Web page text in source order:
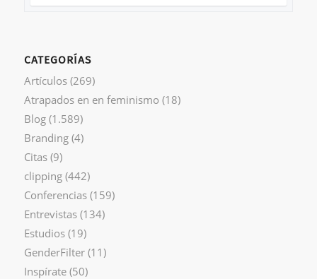
CATEGORÍAS
Artículos(269)
Atrapados en en feminismo (18)
Blog(1.589)
Branding(4)
Citas(9)
clipping(442)
Conferencias(159)
Entrevistas(134)
Estudios(19)
GenderFilter(11)
Inspírate(50)